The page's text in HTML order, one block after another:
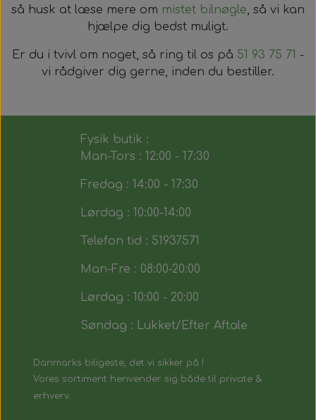
så husk at læse mere om mistet bilnøgle, så vi kan
hjælpe dig bedst muligt.
Er du i tvivl om noget, så ring til os på 51 93 75 71 -
vi rådgiver dig gerne, inden du bestiller.
Fysik butik :
Man-Tors : 12:00 - 17:30
Fredag : 14:00 - 17:30
Lørdag : 10:00-14:00
Telefon tid : 51937571
Man-Fre : 08:00-20:00
Lørdag : 10:00 - 20:00
Søndag : Lukket/Efter Aftale
Danmarks biligeste, det vi sikker på !
Vores sortiment henvender sig både til private &
erhverv.